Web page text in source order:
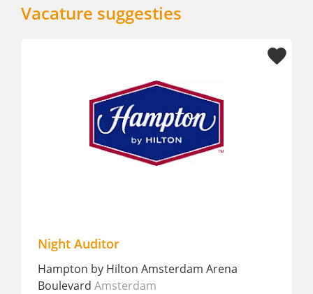
Vacature suggesties
Night Auditor
Hampton by Hilton Amsterdam Arena
Boulevard Amsterdam